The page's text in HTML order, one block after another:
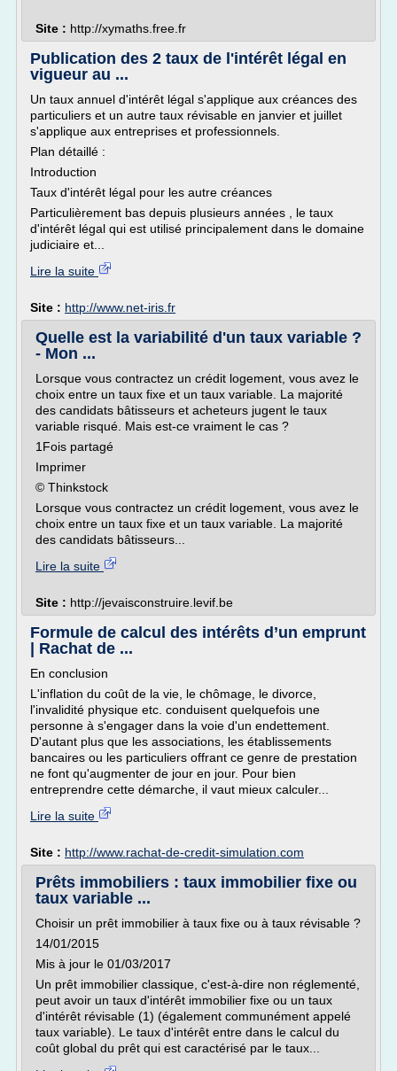
Site : http://xymaths.free.fr
Publication des 2 taux de l'intérêt légal en
vigueur au ...
Un taux annuel d'intérêt légal s'applique aux créances des
particuliers et un autre taux révisable en janvier et juillet
s'applique aux entreprises et professionnels.
Plan détaillé :
Introduction
Taux d'intérêt légal pour les autre créances
Particulièrement bas depuis plusieurs années , le taux
d'intérêt légal qui est utilisé principalement dans le domaine
judiciaire et...
Lire la suite
Site : http://www.net-iris.fr
Quelle est la variabilité d'un taux variable ?
- Mon ...
Lorsque vous contractez un crédit logement, vous avez le
choix entre un taux fixe et un taux variable. La majorité
des candidats bâtisseurs et acheteurs jugent le taux
variable risqué. Mais est-ce vraiment le cas ?
1Fois partagé
Imprimer
© Thinkstock
Lorsque vous contractez un crédit logement, vous avez le
choix entre un taux fixe et un taux variable. La majorité
des candidats bâtisseurs...
Lire la suite
Site : http://jevaisconstruire.levif.be
Formule de calcul des intérêts d’un emprunt
| Rachat de ...
En conclusion
L'inflation du coût de la vie, le chômage, le divorce,
l'invalidité physique etc. conduisent quelquefois une
personne à s'engager dans la voie d'un endettement.
D'autant plus que les associations, les établissements
bancaires ou les particuliers offrant ce genre de prestation
ne font qu'augmenter de jour en jour. Pour bien
entreprendre cette démarche, il vaut mieux calculer...
Lire la suite
Site : http://www.rachat-de-credit-simulation.com
Prêts immobiliers : taux immobilier fixe ou
taux variable ...
Choisir un prêt immobilier à taux fixe ou à taux révisable ?
14/01/2015
Mis à jour le 01/03/2017
Un prêt immobilier classique, c'est-à-dire non réglementé,
peut avoir un taux d'intérêt immobilier fixe ou un taux
d'intérêt révisable (1) (également communément appelé
taux variable). Le taux d'intérêt entre dans le calcul du
coût global du prêt qui est caractérisé par le taux...